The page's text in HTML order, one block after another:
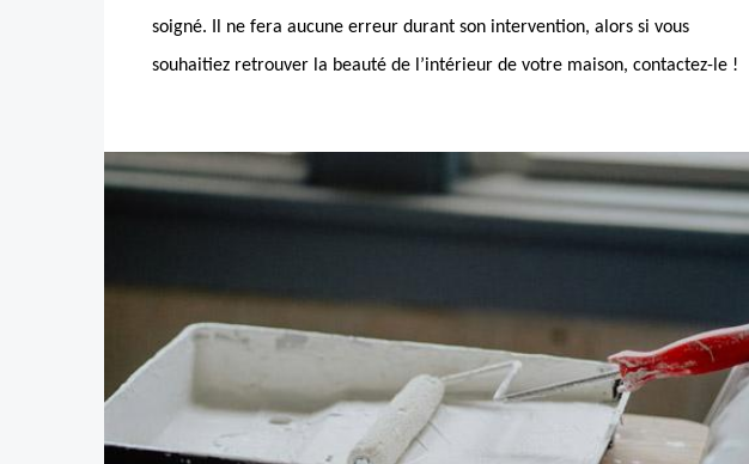
soigné. Il ne fera aucune erreur durant son intervention, alors si vous
souhaitiez retrouver la beauté de l’intérieur de votre maison, contactez-le !